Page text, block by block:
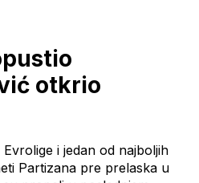
otkrio
i jedan od najboljih
Partizana pre prelaska u